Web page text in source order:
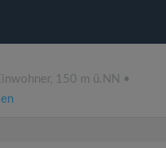
150 m ü.NN •